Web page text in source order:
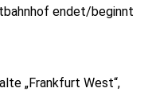
endet/beginnt
„Frankfurt West“,